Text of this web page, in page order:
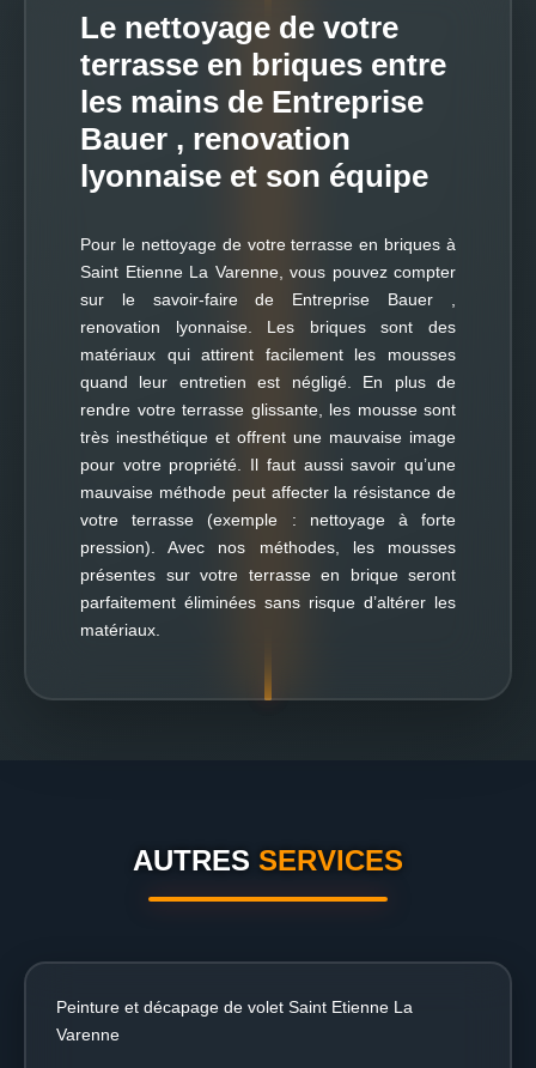
Le nettoyage de votre
terrasse en briques entre
les mains de Entreprise
Bauer , renovation
lyonnaise et son équipe
Pour le nettoyage de votre terrasse en briques à
Saint Etienne La Varenne, vous pouvez compter
sur le savoir-faire de Entreprise Bauer ,
renovation lyonnaise. Les briques sont des
matériaux qui attirent facilement les mousses
quand leur entretien est négligé. En plus de
rendre votre terrasse glissante, les mousse sont
très inesthétique et offrent une mauvaise image
pour votre propriété. Il faut aussi savoir qu’une
mauvaise méthode peut affecter la résistance de
votre terrasse (exemple : nettoyage à forte
pression). Avec nos méthodes, les mousses
présentes sur votre terrasse en brique seront
parfaitement éliminées sans risque d’altérer les
matériaux.
AUTRES SERVICES
Peinture et décapage de volet Saint Etienne La
Varenne